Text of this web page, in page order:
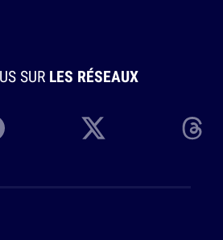
SUR LES RÉSEAUX